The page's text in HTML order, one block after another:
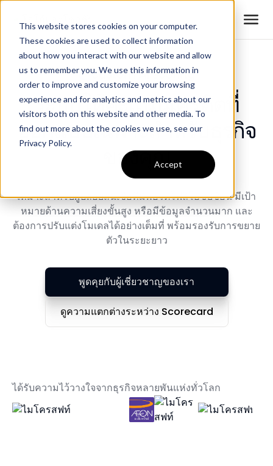
This website stores cookies on your computer.
These cookies are used to collect information
about how you interact with our website and allow
us to remember you. We use this information in
order to improve and customize your browsing
experience and for analytics and metrics about our
visitors both on this website and other media. To
find out more about the cookies we use, see our
Privacy Policy.
Accept
ระบบให้คะแนนเครดิตที่
ออกแบบเฉพาะสำหรับธุรกิจ
ของคุณ
เหมาะสำหรับผู้ปล่อยสินเชื่อที่มีพอร์ตโฟลิโอซับซ้อน มีเป้า
หมายด้านความเสี่ยงขั้นสูง หรือมีข้อมูลจำนวนมาก และ
ต้องการปรับแต่งโมเดลได้อย่างเต็มที่ พร้อมรองรับการขยาย
ตัวในระยะยาว
พูดคุยกับผู้เชี่ยวชาญของเรา
ดูความแตกต่างระหว่าง Scorecard
ได้รับความไว้วางใจจากธุรกิจหลายพันแห่งทั่วโลก